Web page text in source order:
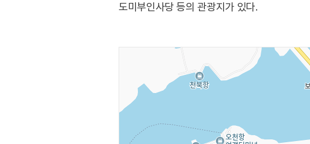
도미부인사당 등의 관광지가 있다.